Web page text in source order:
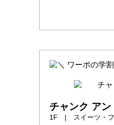
チャンク アン
1F | スイーツ・フ